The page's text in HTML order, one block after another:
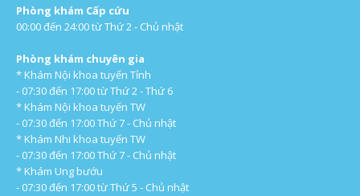
Phòng khám Cấp cứu
00:00 đến 24:00 từ Thứ 2 - Chủ nhật
Phòng khám chuyên gia
* Khám Nội khoa tuyến Tỉnh
- 07:30 đến 17:00 từ Thứ 2 - Thứ 6
* Khám Nội khoa tuyến TW
- 07:30 đến 17:00 Thứ 7 - Chủ nhật
* Khám Nhi khoa tuyến TW
- 07:30 đến 17:00 Thứ 7 - Chủ nhật
* Khám Ung bướu
- 07:30 đến 17:00 từ Thứ 5 - Chủ nhật